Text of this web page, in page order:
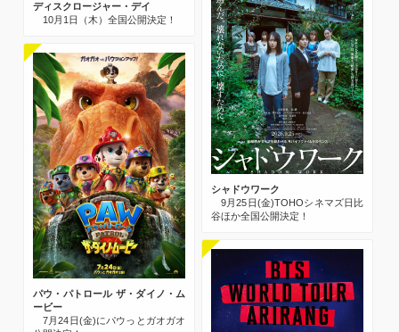
ディスクロージャー・デイ
10月1日（木）全国公開決定！
シャドウワーク
9月25日(金)TOHOシネマズ日比
谷ほか全国公開決定！
パウ・パトロール ザ・ダイノ・ム
ービー
7月24日(金)にパウっとガオガオ